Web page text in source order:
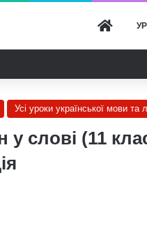
Усі уроки української мови та
слові (11